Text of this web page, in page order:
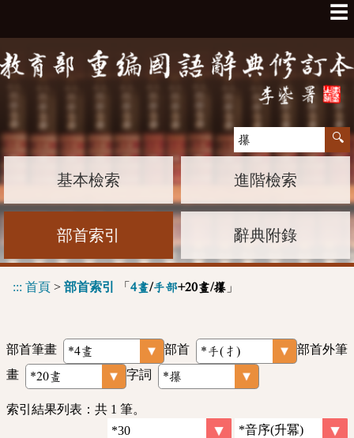
☰
基本檢索 進階檢索
部首索引 辭典附錄
::: 首頁 > 部首索引 「 4畫/手部+20畫/攥 」
部首筆畫 部首
部首外筆
畫
字詞
索引結果列表：共 1 筆。